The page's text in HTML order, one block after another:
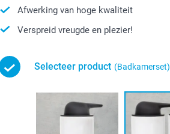
Afwerking van hoge kwaliteit
Verspreid vreugde en plezier!
Selecteer product (Badkamerset)